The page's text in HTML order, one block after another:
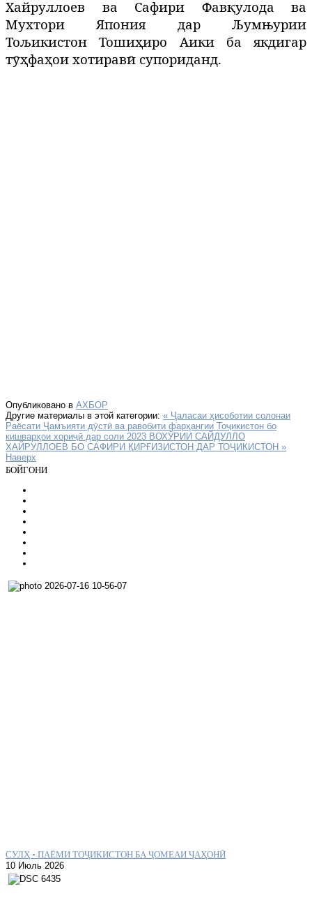
Хайруллоев ва Сафири Фавқулода ва
МухториЯпония дар Љумњурии
ТољикистонТошиҳиро Аикиба якдигар
тӯҳфаҳои хотиравӣ супориданд.
Опубликовано в АХБОР
Другие материалы в этой категории: « Ҷаласаи ҳисоботии солонаи
Раёсати Ҷамъияти дӯстӣ ва равобити фарҳангии Тоҷикистон бо
кишварҳои хориҷӣ дар соли 2023 ВОХӮРИИ САЙДУЛЛО
ХАЙРУЛЛОЕВ БО САФИРИ ҚИРҒИЗИСТОН ДАР ТОҶИКИСТОН »
Наверх
БОЙГОНИ
СУЛҲ – ПАЁМИ ТОҶИКИСТОН БА ҶОМЕАИ ҶАҲОНӢ
10 Июль 2026